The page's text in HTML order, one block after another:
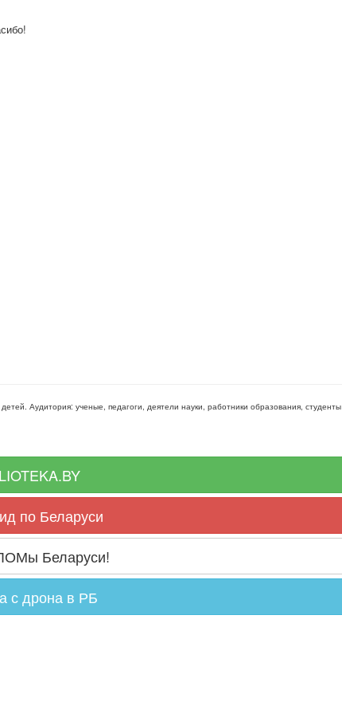
. Аудитория: ученые, педагоги, деятели науки, работники образования, студенты
по Беларуси
Беларуси!
с дрона в РБ